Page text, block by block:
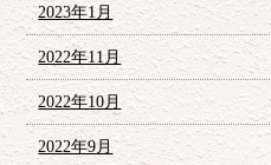
2023年1月
2022年11月
2022年10月
2022年9月